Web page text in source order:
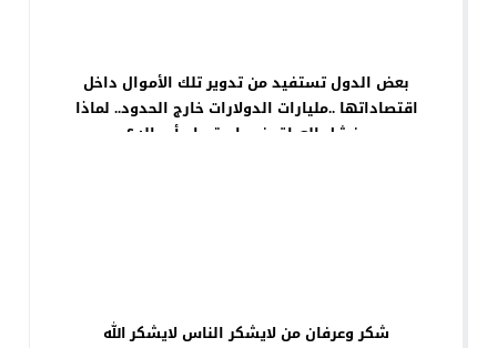
بعض الدول تستفيد من تدوير تلك الأموال داخل
اقتصاداتها ..مليارات الدولارات خارج الحدود.. لماذا
يفشل العراق في استرجاع أمواله؟
شكر وعرفان من لايشكر الناس لايشكر الله